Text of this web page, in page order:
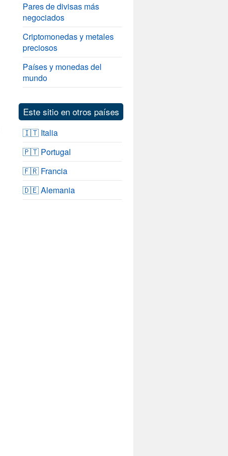
Pares de divisas más
negociados
Criptomonedas y metales
preciosos
Países y monedas del
mundo
Este sitio en otros países
🇮🇹 Italia
🇵🇹 Portugal
🇫🇷 Francia
🇩🇪 Alemania